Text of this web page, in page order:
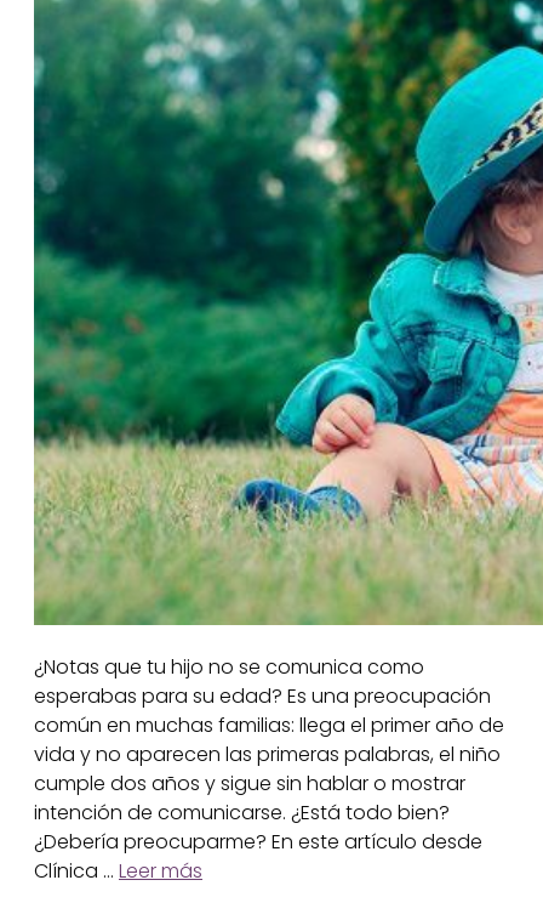
¿Notas que tu hijo no se comunica como
esperabas para su edad? Es una preocupación
común en muchas familias: llega el primer año de
vida y no aparecen las primeras palabras, el niño
cumple dos años y sigue sin hablar o mostrar
intención de comunicarse. ¿Está todo bien?
¿Debería preocuparme? En este artículo desde
Clínica … Leer más